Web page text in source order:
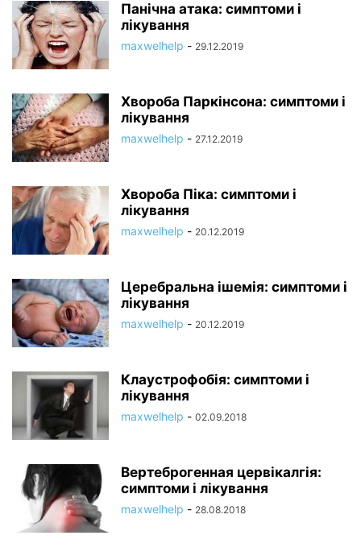
Панічна атака: симптоми і
лікування
maxwelhelp - 29.12.2019
Хвороба Паркінсона: симптоми і
лікування
maxwelhelp - 27.12.2019
Хвороба Піка: симптоми і
лікування
maxwelhelp - 20.12.2019
Церебральна ішемія: симптоми і
лікування
maxwelhelp - 20.12.2019
Клаустрофобія: симптоми і
лікування
maxwelhelp - 02.09.2018
Вертеброгенная цервікалгія:
симптоми і лікування
maxwelhelp - 28.08.2018